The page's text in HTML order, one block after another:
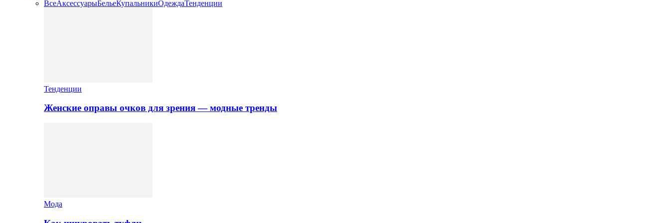
ВсеАксессуарыБельеКупальникиОдеждаТенденции
Тенденции
Женские оправы очков для зрения — модные тренды
Мода